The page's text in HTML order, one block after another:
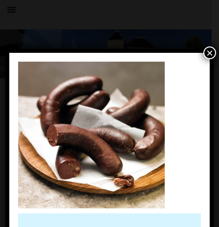
Toutes les actualités
LE VILLAGE
boudin
10 mars 2022
×